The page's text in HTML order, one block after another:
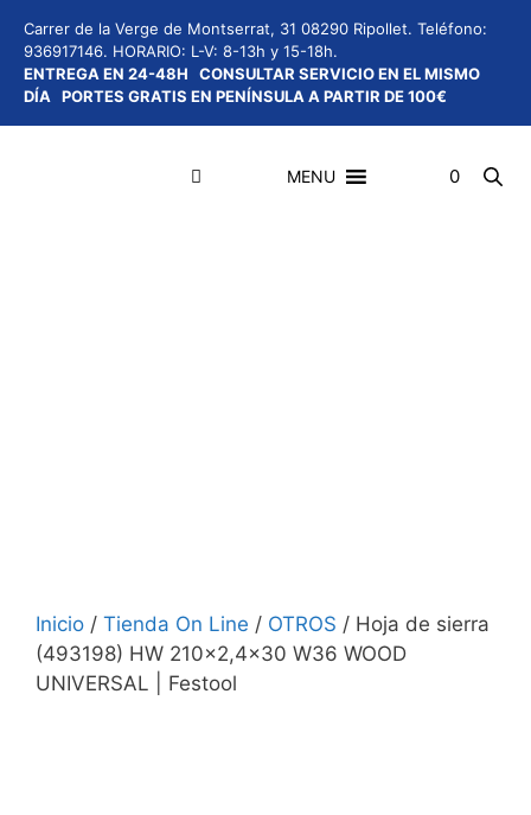
contenido
Carrer de la Verge de Montserrat, 31 08290 Ripollet. Teléfono:
936917146. HORARIO: L-V: 8-13h y 15-18h.
ENTREGA EN 24-48H CONSULTAR SERVICIO EN EL MISMO
DÍA PORTES GRATIS EN PENÍNSULA A PARTIR DE 100€
MENU 0
Inicio / Tienda On Line / OTROS / Hoja de sierra
(493198) HW 210×2,4×30 W36 WOOD
UNIVERSAL | Festool